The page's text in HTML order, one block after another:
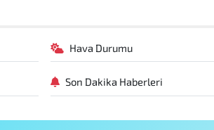
Hava Durumu
Son Dakika Haberleri